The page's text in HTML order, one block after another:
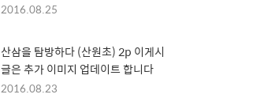
2016.08.25
산삼을 탐방하다 (산원초) 2p 이게시
글은 추가 이미지 업데이트 합니다
2016.08.23